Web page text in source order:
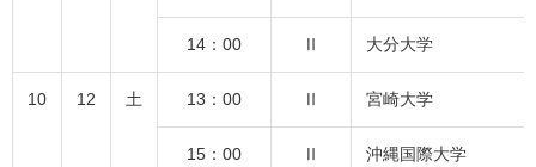
14：00 Ⅱ 大分大学
10 12 土 13：00 Ⅱ 宮崎大学
15：00 Ⅱ 沖縄国際大学